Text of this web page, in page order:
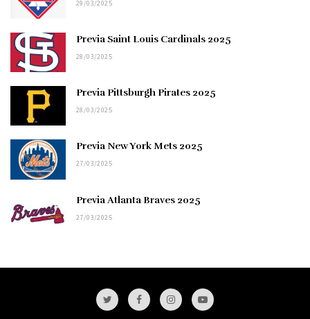
29/03/2025
Previa Saint Louis Cardinals 2025
28/03/2025
Previa Pittsburgh Pirates 2025
28/03/2025
Previa New York Mets 2025
27/03/2025
Previa Atlanta Braves 2025
27/03/2025